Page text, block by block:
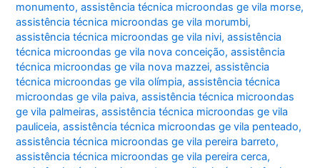
monumento,assistência técnica microondas ge vila morse,
assistência técnica microondas ge vila morumbi,
assistência técnica microondas ge vila nivi,assistência
técnica microondas ge vila nova conceição,assistência
técnica microondas ge vila nova mazzei,assistência
técnica microondas ge vila olímpia,assistência técnica
microondas ge vila paiva,assistência técnica microondas
ge vila palmeiras,assistência técnica microondas ge vila
pauliceia,assistência técnica microondas ge vila penteado,
assistência técnica microondas ge vila pereira barreto,
assistência técnica microondas ge vila pereira cerca,